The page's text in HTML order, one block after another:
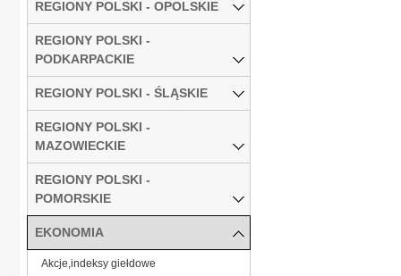
REGIONY POLSKI - OPOLSKIE
REGIONY POLSKI -
PODKARPACKIE
REGIONY POLSKI - ŚLĄSKIE
REGIONY POLSKI -
MAZOWIECKIE
REGIONY POLSKI -
POMORSKIE
EKONOMIA
Akcje,indeksy giełdowe